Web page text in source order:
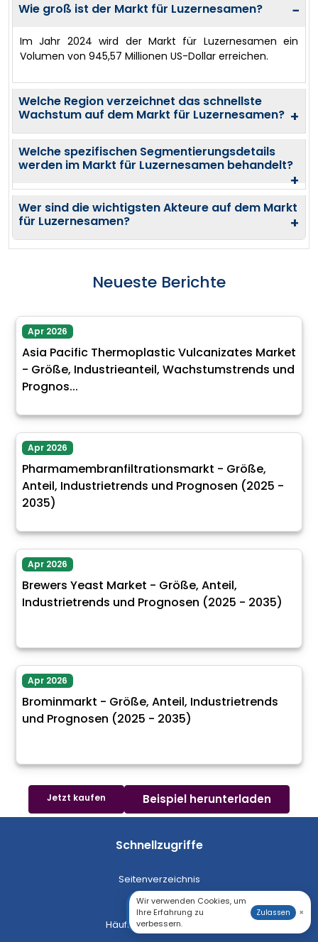
Wie groß ist der Markt für Luzernesamen? −
Im Jahr 2024 wird der Markt für Luzernesamen ein
Volumen von 945,57 Millionen US-Dollar erreichen.
Welche Region verzeichnet das schnellste
Wachstum auf dem Markt für Luzernesamen? +
Welche spezifischen Segmentierungsdetails
werden im Markt für Luzernesamen behandelt?
+
Wer sind die wichtigsten Akteure auf dem Markt
für Luzernesamen?
+
Neueste Berichte
Apr 2026
Asia Pacific Thermoplastic Vulcanizates Market
- Größe, Industrieanteil, Wachstumstrends und
Prognos...
Apr 2026
Pharmamembranfiltrationsmarkt - Größe,
Anteil, Industrietrends und Prognosen (2025 -
2035)
Apr 2026
Brewers Yeast Market - Größe, Anteil,
Industrietrends und Prognosen (2025 - 2035)
Apr 2026
Brominmarkt - Größe, Anteil, Industrietrends
und Prognosen (2025 - 2035)
Jetzt kaufen Beispiel herunterladen
Schnellzugriffe
Seitenverzeichnis
XML Sitemap
Häufig gestellte Fragen
Wir verwenden Cookies, um
Ihre Erfahrung zu
verbessern.
Zulassen ×